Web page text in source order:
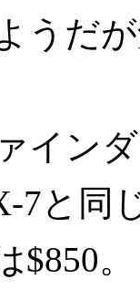
うだ
イン
7と同
$850